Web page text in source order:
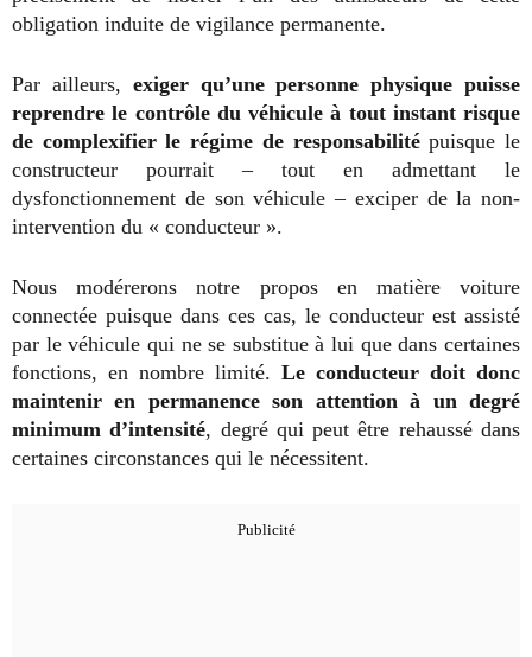
obligation induite de vigilance permanente.
Par ailleurs, exiger qu’une personne physique puisse
reprendre le contrôle du véhicule à tout instant risque
de complexifier le régime de responsabilitépuisque le
constructeur pourrait – tout en admettant le
dysfonctionnement de son véhicule – exciper de la non-
intervention du « conducteur ».
Nous modérerons notre propos en matière voiture
connectée puisque dans ces cas, le conducteur est assisté
par le véhicule qui ne se substitue à lui que dans certaines
fonctions, en nombre limité. Le conducteur doit donc
maintenir en permanence son attention à un degré
minimum d’intensité, degré qui peut être rehaussé dans
certaines circonstances qui le nécessitent.